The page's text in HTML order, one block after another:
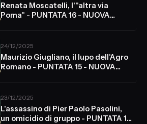
Renata Moscatelli, l'"altra via
Poma" - PUNTATA 16 - NUOVA
24/12/2025
Maurizio Giugliano, il lupo dell'Agro
Romano - PUNTATA 15 - NUOVA
23/12/2025
L'assassino di Pier Paolo Pasolini,
un omicidio di gruppo - PUNTATA 14